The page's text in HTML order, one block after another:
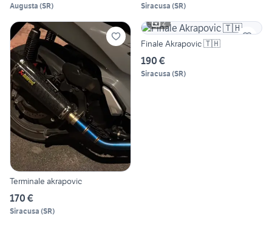
Augusta (SR) Siracusa (SR)
Terminale akrapovic
170 €
Siracusa (SR)
2
Finale Akrapovic 🇹🇭
190 €
Siracusa (SR)